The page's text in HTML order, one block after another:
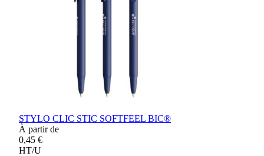
STYLO CLIC STIC SOFTFEEL BIC®
À partir de
0,45 €
HT/U